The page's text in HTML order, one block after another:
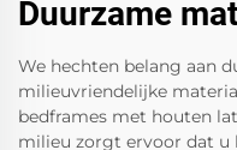
Duurzame
We hechten belang aan
milieuvriendelijke
bedframes met houten
milieu zorgt ervoor dat u